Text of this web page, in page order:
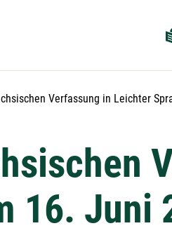
Verfassung in Leichter
16. Juni